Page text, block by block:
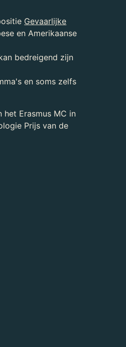
Gevaarlijke
en Amerikaanse
bedreigend zijn
en soms zelfs
Erasmus MC in
Prijs van de